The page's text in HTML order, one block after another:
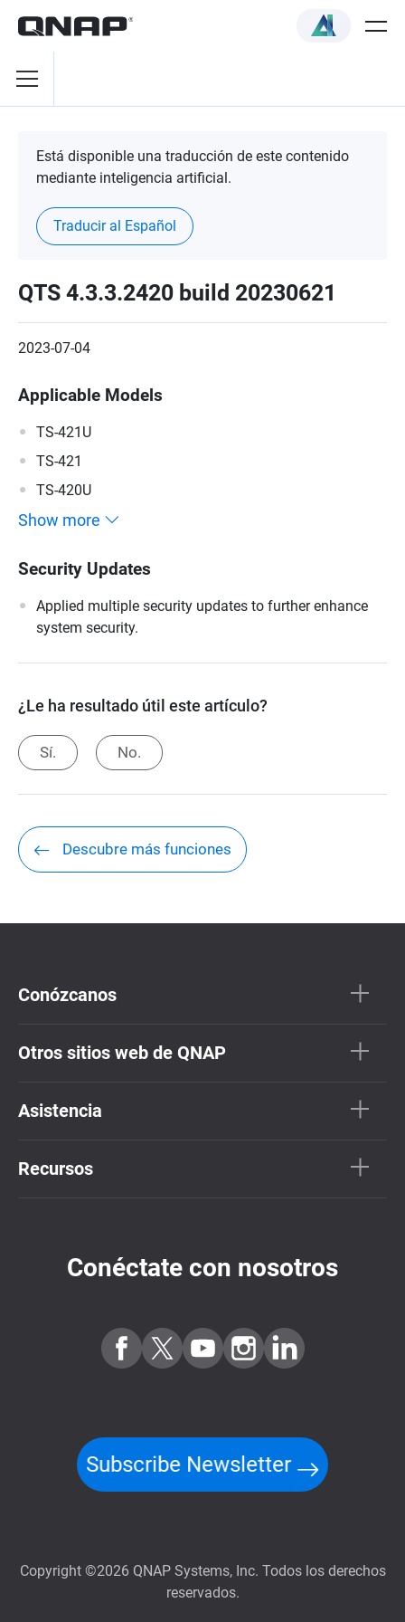
Está disponible una traducción de este contenido
mediante inteligencia artificial.
Traducir al Español
QTS 4.3.3.2420 build 20230621
2023-07-04
Applicable Models
TS-421U
TS-421
TS-420U
Show more
Security Updates
Applied multiple security updates to further enhance
system security.
¿Le ha resultado útil este artículo?
Sí. No.
Descubre más funciones
Conózcanos
Otros sitios web de QNAP
Asistencia
Recursos
Conéctate con nosotros
Subscribe Newsletter
Copyright ©2026 QNAP Systems, Inc. Todos los derechos
reservados.